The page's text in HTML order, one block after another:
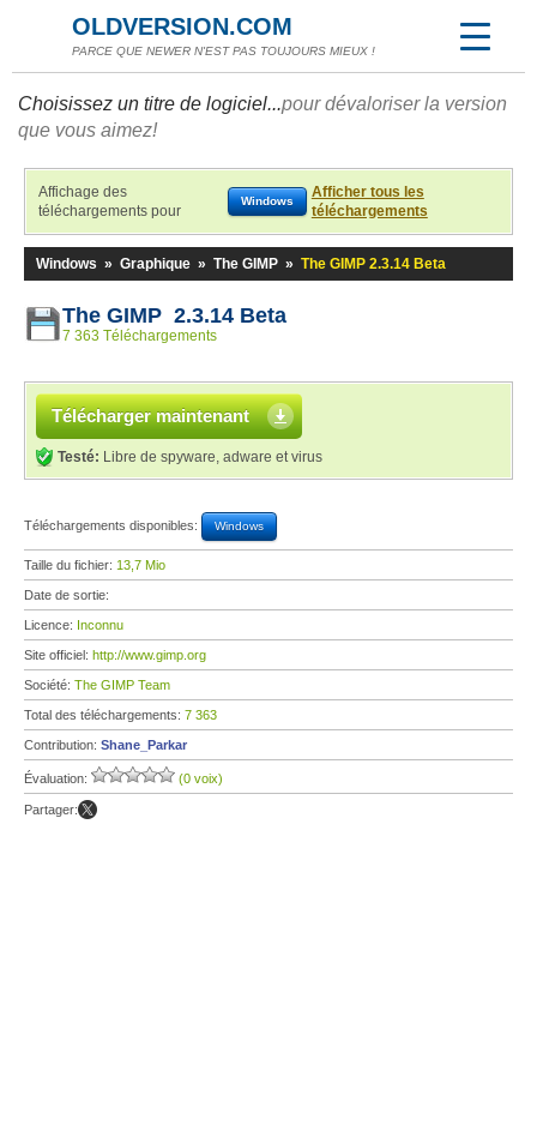
OLDVERSION.COM
PARCE QUE NEWER N'EST PAS TOUJOURS MIEUX !
Choisissez un titre de logiciel...pour dévaloriser la version
que vous aimez!
Affichage des
téléchargements pour
Windows
Afficher tous les
téléchargements
Windows » Graphique » The GIMP » The GIMP 2.3.14 Beta
The GIMP 2.3.14 Beta
7 363 Téléchargements
Télécharger maintenant
Testé: Libre de spyware, adware et virus
Téléchargements disponibles: Windows
Taille du fichier: 13,7 Mio
Date de sortie:
Licence: Inconnu
Site officiel: http://www.gimp.org
Société: The GIMP Team
Total des téléchargements: 7 363
Contribution: Shane_Parkar
Évaluation: (0 voix)
Partager: